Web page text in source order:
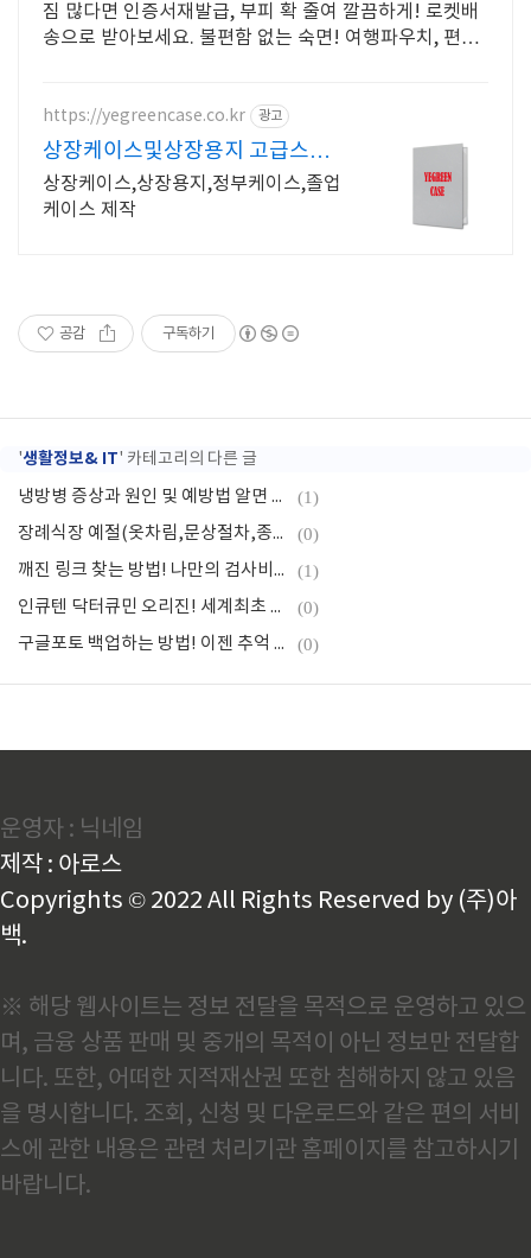
짐 많다면 인증서재발급, 부피 확 줄여 깔끔하게! 로켓배
송으로 받아보세요. 불편함 없는 숙면! 여행파우치, 편안
https://yegreencase.co.kr 광고
상장케이스및상장용지 고급스러
운 차별화된 디자인
상장케이스,상장용지,정부케이스,졸업
케이스 제작
공감 구독하기
'생활정보& IT' 카테고리의 다른 글
냉방병 증상과 원인 및 예방법 알면 여름나기 끝! (1)
장례식장 예절(옷차림,문상절차,종교별 조문예절) (0)
깨진 링크 찾는 방법! 나만의 검사비법 알려드립니다! (1)
인큐텐 닥터큐민 오리진! 세계최초 특허받은 기술력! (0)
구글포토 백업하는 방법! 이젠 추억 놓지지 마세요! (0)
운영자 : 닉네임
제작 : 아로스
Copyrights © 2022 All Rights Reserved by (주)아
백.
※ 해당 웹사이트는 정보 전달을 목적으로 운영하고 있으
며, 금융 상품 판매 및 중개의 목적이 아닌 정보만 전달합
니다. 또한, 어떠한 지적재산권 또한 침해하지 않고 있음
을 명시합니다. 조회, 신청 및 다운로드와 같은 편의 서비
스에 관한 내용은 관련 처리기관 홈페이지를 참고하시기
바랍니다.